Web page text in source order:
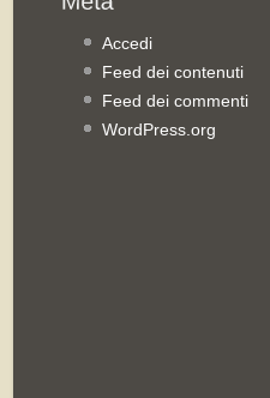
Accedi
Feed dei contenuti
Feed dei commenti
WordPress.org